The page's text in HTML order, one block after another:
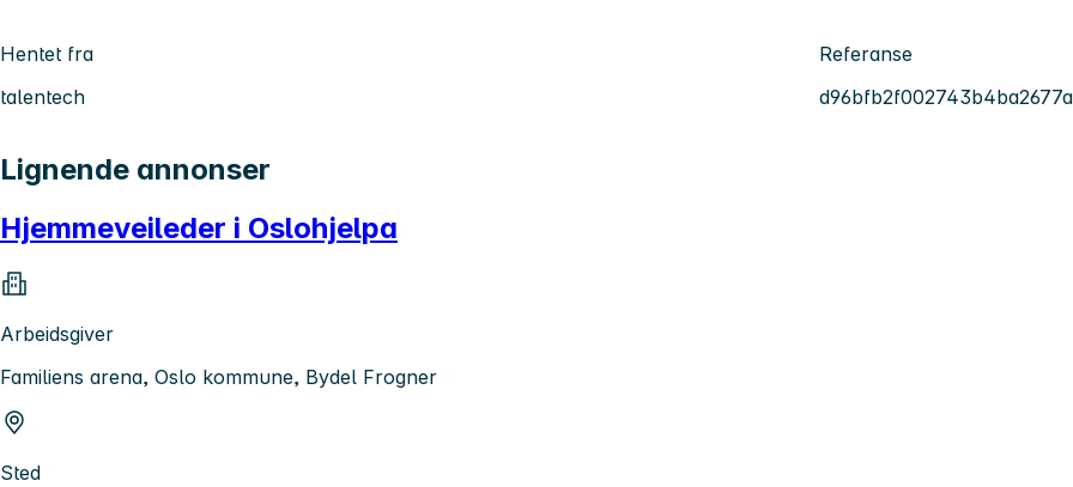
Hentet fra
talentech
Referanse
Lignende annonser
Hjemmeveileder i Oslohjelpa
Arbeidsgiver
Familiens arena, Oslo kommune, Bydel Frogner
Sted